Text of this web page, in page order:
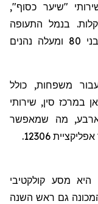
"שיער כסוף",
בנמל התעופה
בצפון סין, למשל, נוסעים בני 80 ומעלה נהנים
משפחות, כולל
במרכז סין, שירותי
מה שמאפשר
12306.
היא מסע קולקטיבי
גם ראש השנה